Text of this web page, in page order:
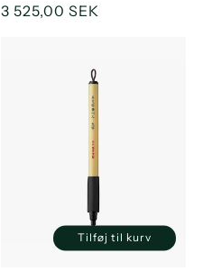
Normalpris
3 525,00 SEK
ReducerØg
Tilføj til kurv